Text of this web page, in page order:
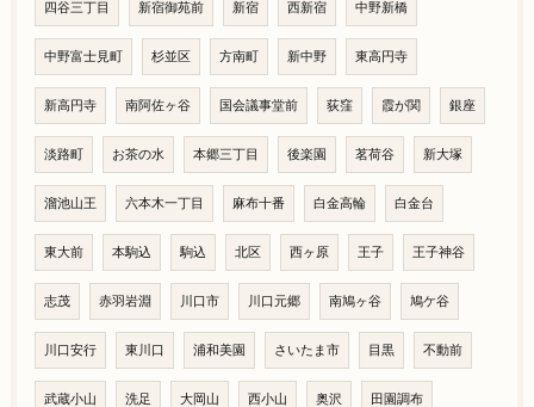
四谷三丁目 新宿御苑前 新宿 西新宿 中野新橋
中野富士見町 杉並区 方南町 新中野 東高円寺
新高円寺 南阿佐ヶ谷 国会議事堂前 荻窪 霞が関 銀座
淡路町 お茶の水 本郷三丁目 後楽園 茗荷谷 新大塚
溜池山王 六本木一丁目 麻布十番 白金高輪 白金台
東大前 本駒込 駒込 北区 西ヶ原 王子 王子神谷
志茂 赤羽岩淵 川口市 川口元郷 南鳩ヶ谷 鳩ケ谷
川口安行 東川口 浦和美園 さいたま市 目黒 不動前
武蔵小山 洗足 大岡山 西小山 奥沢 田園調布